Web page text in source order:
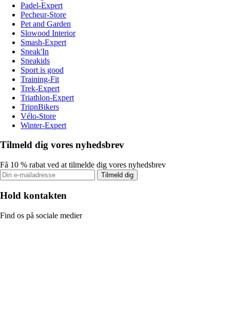
Padel-Expert
Pecheur-Store
Pet and Garden
Slowood Interior
Smash-Expert
Sneak'In
Sneakids
Sport is good
Training-Fit
Trek-Expert
Triathlon-Expert
TripnBikers
Vélo-Store
Winter-Expert
Tilmeld dig vores nyhedsbrev
Få 10 % rabat ved at tilmelde dig vores nyhedsbrev
Tilmeld dig
Hold kontakten
Find os på sociale medier